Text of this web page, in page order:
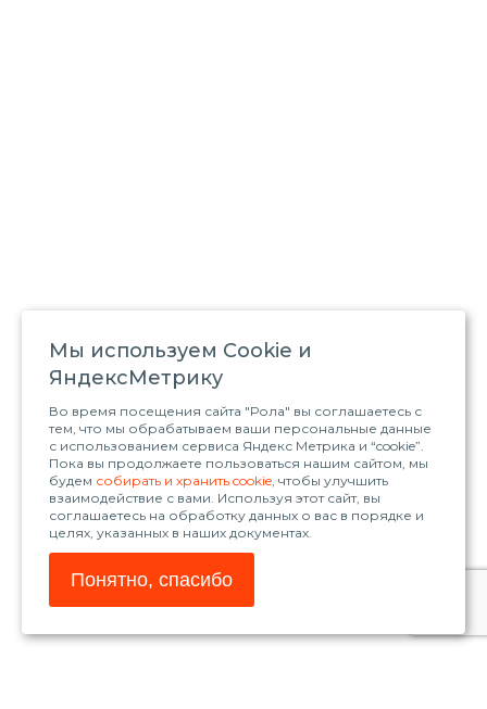
Мы используем Сookie и
ЯндексМетрику
Во время посещения сайта "Рола" вы соглашаетесь с
тем, что мы обрабатываем ваши персональные данные
с использованием сервиса Яндекс Метрика и “cookie”.
Пока вы продолжаете пользоваться нашим сайтом, мы
будем собирать и хранить cookie, чтобы улучшить
взаимодействие с вами. Используя этот сайт, вы
соглашаетесь на обработку данных о вас в порядке и
целях, указанных в наших документах.
Понятно, спасибо